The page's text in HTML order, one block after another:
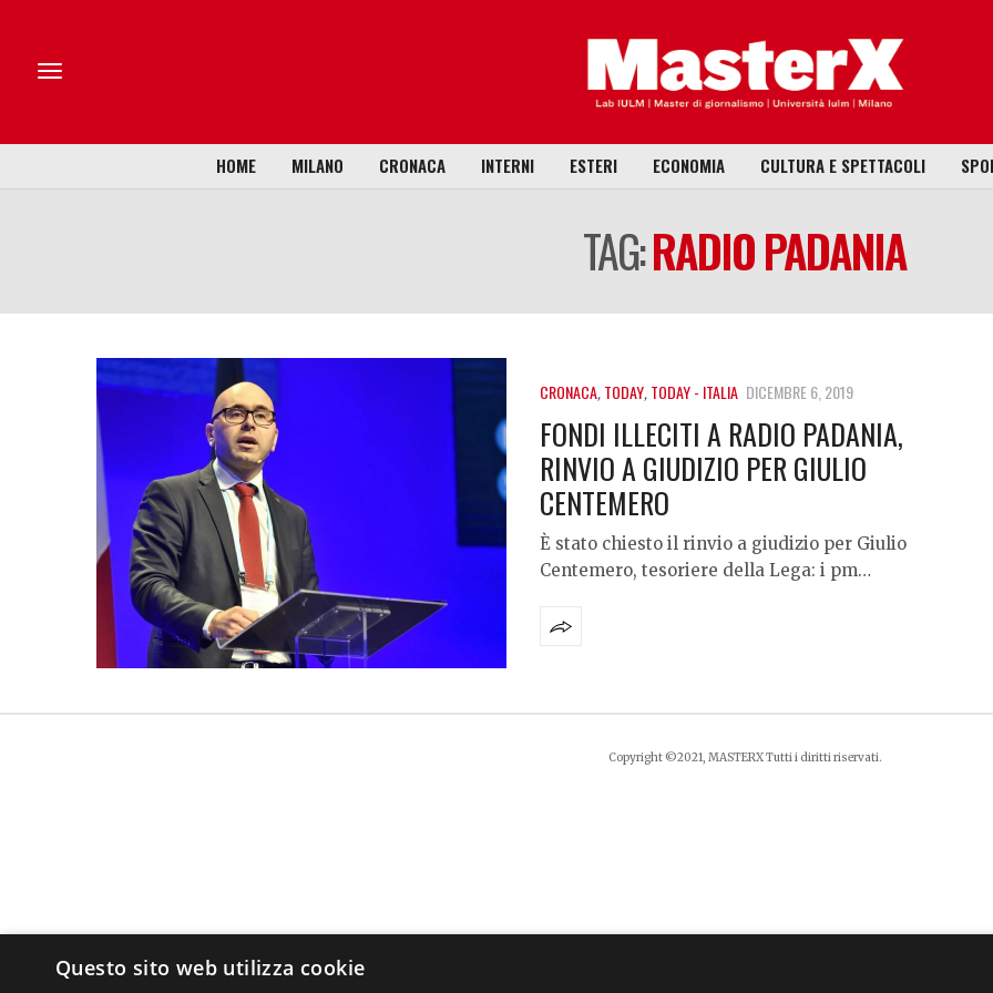
HOME MILANO CRONACA INTERNI ESTERI ECONOMIA CULTURA E SPETTACOLI
TAG:RADIO PADANIA
CRONACA,TODAY,TODAY - ITALIA DICEMBRE 6, 2019
FONDI ILLECITI A RADIO PADANIA,
RINVIO A GIUDIZIO PER GIULIO
CENTEMERO
È stato chiesto il rinvio a giudizio per Giulio
Centemero, tesoriere della Lega: i pm…
Copyright ©2021, MASTERX Tutti i diritti riservati.
Questo sito web utilizza cookie